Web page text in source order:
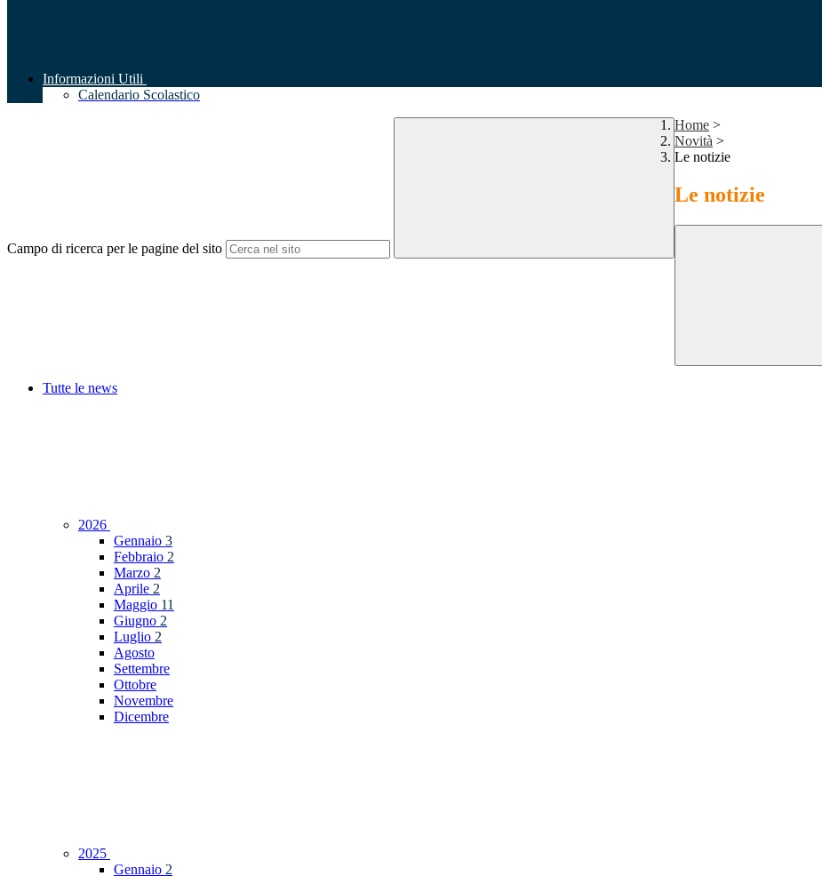
Informazioni Utili
Calendario Scolastico
Campo di ricerca per le pagine del sito
Home >
Novità >
Le notizie
Le notizie
Tutte le news
2026
Gennaio 3
Febbraio 2
Marzo 2
Aprile 2
Maggio 11
Giugno 2
Luglio 2
Agosto
Settembre
Ottobre
Novembre
Dicembre
2025
Gennaio 2